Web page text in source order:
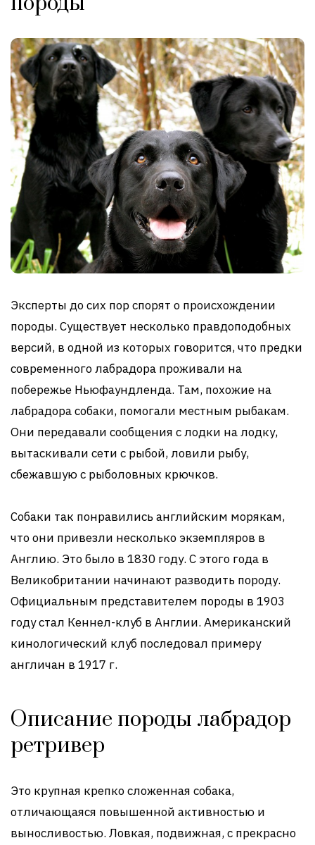
Эксперты до сих пор спорят о происхождении
породы. Существует несколько правдоподобных
версий, в одной из которых говорится, что предки
современного лабрадора проживали на
побережье Ньюфаундленда. Там, похожие на
лабрадора собаки, помогали местным рыбакам.
Они передавали сообщения с лодки на лодку,
вытаскивали сети с рыбой, ловили рыбу,
сбежавшую с рыболовных крючков.
Собаки так понравились английским морякам,
что они привезли несколько экземпляров в
Англию. Это было в 1830 году. С этого года в
Великобритании начинают разводить породу.
Официальным представителем породы в 1903
году стал Кеннел-клуб в Англии. Американский
кинологический клуб последовал примеру
англичан в 1917 г.
Описание породы лабрадор
ретривер
Это крупная крепко сложенная собака,
отличающаяся повышенной активностью и
выносливостью. Ловкая, подвижная, с прекрасно